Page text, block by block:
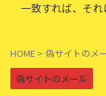
一致すれば、それ
HOME > 偽サイトのメ
偽サイトのメール